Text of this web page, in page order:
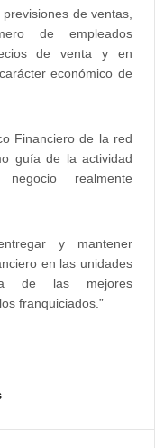
de ventas,
de empleados
de venta y en
económico de
Financiero de la red
guía de la actividad
realmente
y mantener
en las unidades
de las mejores
franquiciados.”